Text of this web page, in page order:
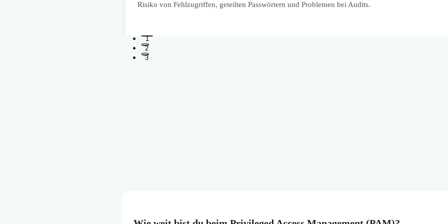
Risiko von Fehlzugriffen, geteilten Passwörtern und Problemen bei Audits.
1
2
3